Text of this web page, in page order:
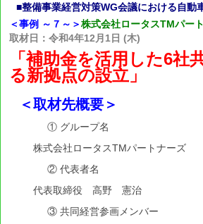
整商連とは
整商連の定款（PDF）
整商連の事業内容
整商連の概況
役員名簿
会員一覧表
整商連の個人情報保護に関する
適格請求書発行事業者（インボ
■整備事業経営対策WG会議における自動
＜事例 ～７～＞株式会社ロータスTMパー
取材日：令和4年12月1日 (木)
「補助金を活用した6社
る新拠点の設立」
＜取材先概要＞
① グループ名
株式会社ロータスTMパートナーズ
② 代表者名
代表取締役 高野 憲治
③ 共同経営参画メンバー